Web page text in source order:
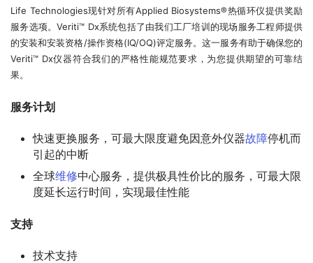
Life Technologies现针对所有Applied Biosystems®热循环仪提供奖励
服务选项。Veriti™ Dx系统包括了由我们工厂培训的现场服务工程师提供
的安装和安装资格/操作资格(IQ/OQ)评定服务。这一服务有助于确保您的
Veriti™ Dx仪器符合我们的严格性能规范要求，为您提供期望的可靠结
果。
服务计划
快速更换服务，可最大限度避免因意外仪器故障停机而
引起的中断
全球维修中心服务，提供极具性价比的服务，可最大限
度延长运行时间，实现最佳性能
支持
技术支持